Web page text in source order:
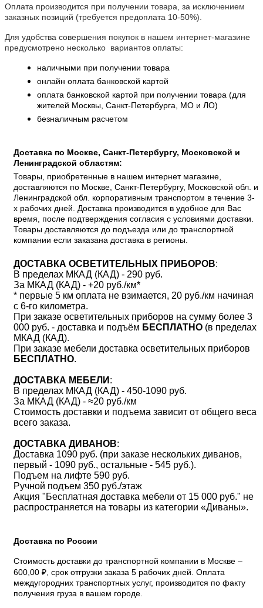
Оплата производится при получении товара, за исключением
заказных позиций (требуется предоплата 10-50%).
Для удобства совершения покупок в нашем интернет-магазине
предусмотрено несколько вариантов оплаты:
наличными при получении товара
онлайн оплата банковской картой
оплата банковской картой при получении товара (для
жителей Москвы, Санкт-Петербурга, МО и ЛО)
безналичным расчетом
Доставка по Москве, Санкт-Петербургу, Московской и
Ленинградской областям:
Товары, приобретенные в нашем интернет магазине,
доставляются по Москве, Санкт-Петербургу, Московской обл. и
Ленинградской обл. корпоративным транспортом в течение 3-
х рабочих дней. Доставка производится в удобное для Вас
время, после подтверждения согласия с условиями доставки.
Товары доставляются до подъезда или до транспортной
компании если заказана доставка в регионы.
ДОСТАВКА ОСВЕТИТЕЛЬНЫХ ПРИБОРОВ:
В пределах МКАД (КАД) - 290 руб.
За МКАД (КАД) - +20 руб./км*
* первые 5 км оплата не взимается, 20 руб./км начиная
с 6-го километра.
При заказе осветительных приборов на сумму более 3
000 руб. - доставка и подъём БЕСПЛАТНО (в пределах
МКАД (КАД).
При заказе мебели доставка осветительных приборов
БЕСПЛАТНО.
ДОСТАВКА МЕБЕЛИ :
В пределах МКАД (КАД) - 450-1090 руб.
За МКАД (КАД) - ≈20 руб./км
Стоимость доставки и подъема зависит от общего веса
всего заказа.
ДОСТАВКА ДИВАНОВ:
Доставка 1090 руб. (при заказе нескольких диванов,
первый - 1090 руб., остальные - 545 руб.).
Подъем на лифте 590 руб.
Ручной подъем 350 руб./этаж
Акция "Бесплатная доставка мебели от 15 000 руб." не
распространяется на товары из категории «Диваны».
Доставка по России
Стоимость доставки до транспортной компании в Москве –
600,00 ₽, срок отгрузки заказа 5 рабочих дней. Оплата
междугородних транспортных услуг, производится по факту
получения груза в вашем городе.